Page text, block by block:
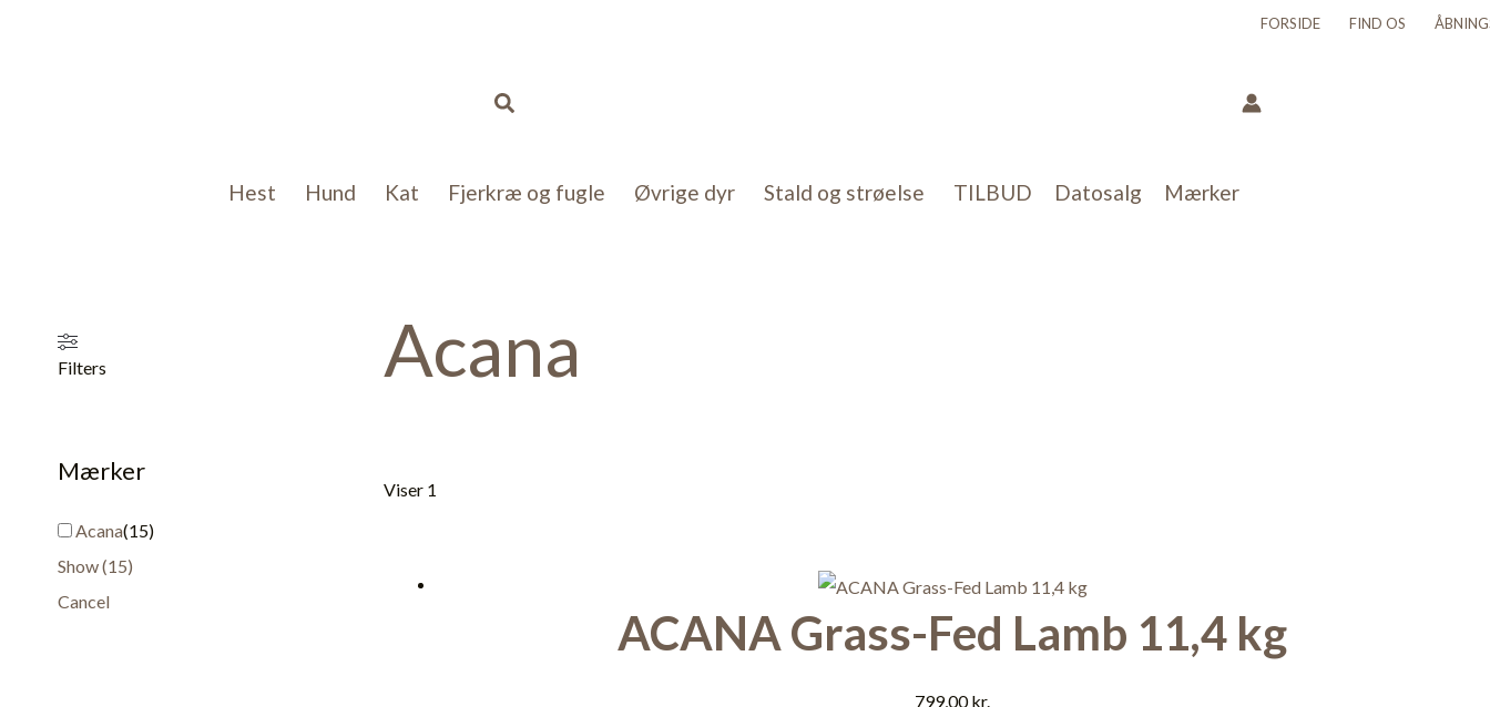
FORSIDE FIND OS
Søg
Hest Hund Kat Fjerkræ og fugle Øvrige dyr Stald og strøelse TILBUD Datosalg Mærker
Filters
Mærker
Acana(15)
Show(15)
Cancel
Acana
Viser 15 resultater
ACANA Grass-Fed Lamb 11,4 kg
799,00kr.